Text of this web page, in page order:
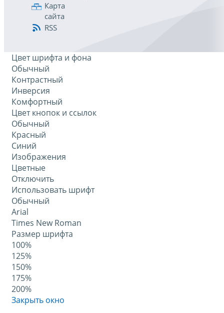
Карта
сайта
RSS
Цвет шрифта и фона
Обычный
Контрастный
Инверсия
Комфортный
Цвет кнопок и ссылок
Обычный
Красный
Синий
Изображения
Цветные
Отключить
Использовать шрифт
Обычный
Arial
Times New Roman
Размер шрифта
100%
125%
150%
175%
200%
Закрыть окно